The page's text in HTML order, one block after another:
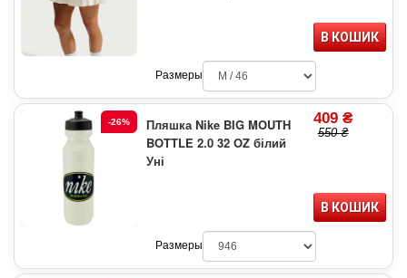
В КОШИК
Размеры
-26%
Пляшка Nike BIG MOUTH
BOTTLE 2.0 32 OZ білий
Уні
409 ₴
550 ₴
В КОШИК
Размеры